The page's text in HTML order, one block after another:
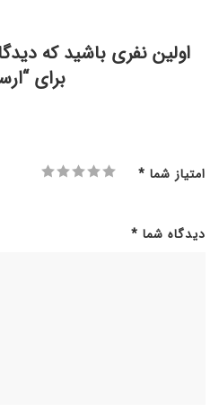
اولین نفری باشید که
برای
امتیاز شما *
دیدگاه شما *